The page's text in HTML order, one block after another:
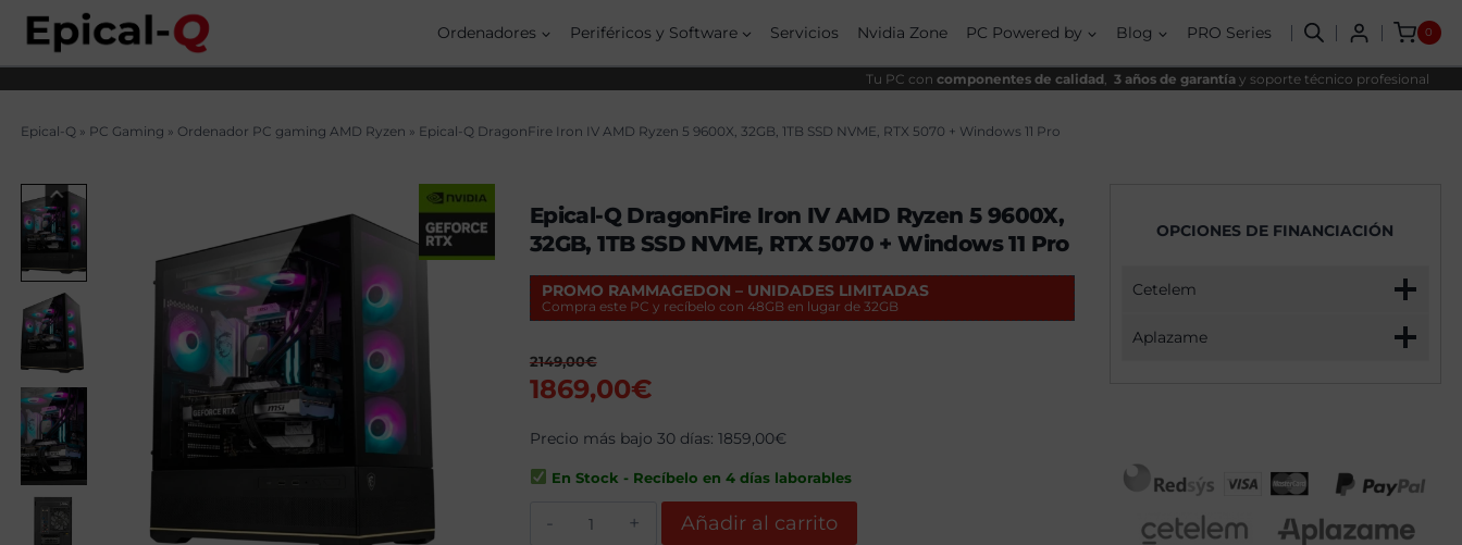
contenido
Ordenadores Periféricos y Software Servicios Nvidia Zone PC Powered by Blog PRO Series 0
Tu PC con componentes de calidad, 3 años de garantía y soporte técnico profesional
Epical-Q » PC Gaming » Ordenador PC gaming AMD Ryzen » Epical-Q DragonFire Iron IV AMD Ryzen 5 9600X, 32GB, 1TB SSD NVME, RTX 5070 + Windows 11 Pro
Epical-Q DragonFire Iron IV AMD Ryzen 5 9600X,
32GB, 1TB SSD NVME, RTX 5070 + Windows 11 Pro
PROMO RAMMAGEDON – UNIDADES LIMITADAS
Compra este PC y recíbelo con 48GB en lugar de 32GB
2149,00€
El
original
era:
1869,00€El
actual
es:
1869,00€.
Precio más bajo 30 días: 1859,00€
En Stock - Recíbelo en 4 días laborables
Añadir al carrito
OPCIONES DE FINANCIACIÓN
Cetelem
Aplazame
era:
2149,00€.
es:
1869,00€.
AMD
5
9600X,
Windows
cantidad